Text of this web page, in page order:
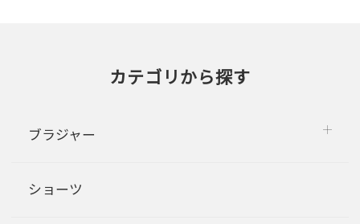
カテゴリから探す
ブラジャー
ショーツ